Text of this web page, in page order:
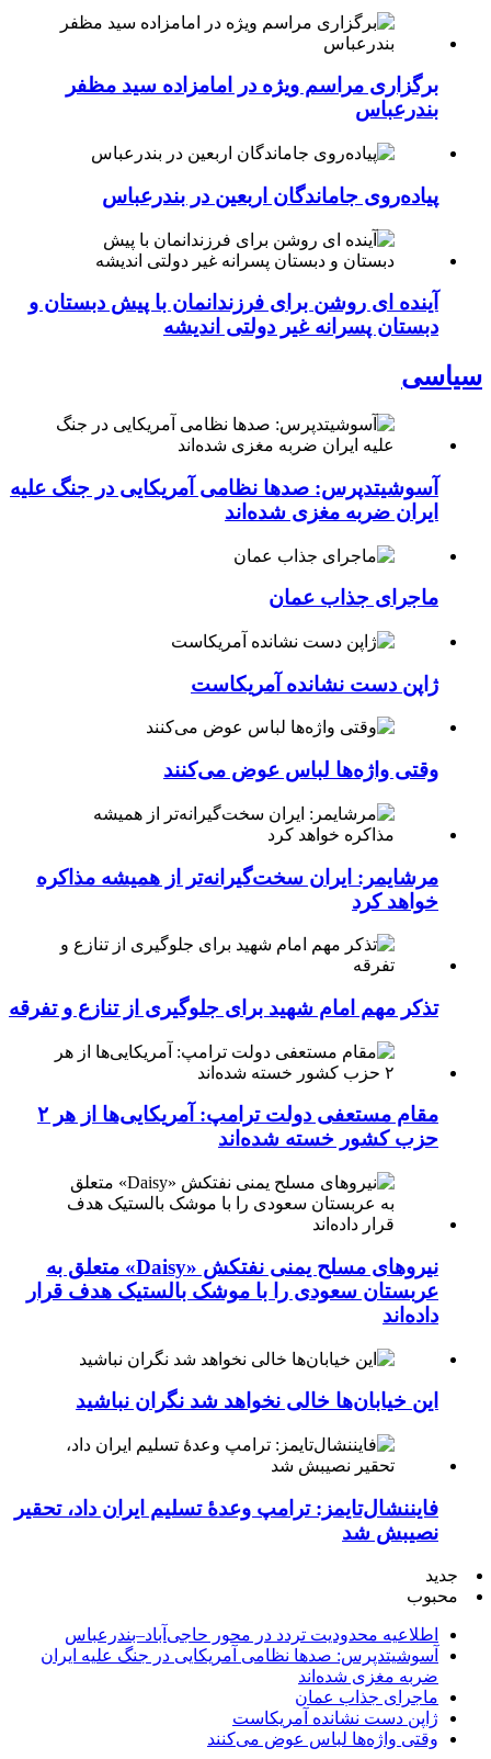
برگزاری مراسم ویژه در امامزاده سید مظفر
بندرعباس
پیاده‌روی جاماندگان اربعین در بندرعباس
آینده ای روشن برای فرزندانمان با پیش دبستان و
دبستان پسرانه غیر دولتی اندیشه
سیاسی
آسوشیتدپرس: صدها نظامی آمریکایی در جنگ علیه
ایران ضربه مغزی شده‌اند
ماجرای جذاب عمان
ژاپن دست نشانده آمریکاست
وقتی واژه‌ها لباس عوض می‌کنند
مرشایمر: ایران سخت‌گیرانه‌تر از همیشه مذاکره
خواهد کرد
تذکر مهم امام شهید برای جلوگیری از تنازع و تفرقه
مقام مستعفی دولت ترامپ: آمریکایی‌ها از هر ۲
حزب کشور خسته شده‌اند
نیروهای مسلح یمنی نفتکش «Daisy» متعلق به
عربستان سعودی را با موشک بالستیک هدف قرار
داده‌اند
این خیابان‌ها خالی نخواهد شد نگران نباشید
فایننشال‌تایمز: ترامپ وعدۀ تسلیم ایران داد، تحقیر
نصیبش شد
جدید
محبوب
اطلاعیه محدودیت تردد در محور حاجی‌آباد–بندرعباس
آسوشیتدپرس: صدها نظامی آمریکایی در جنگ علیه ایران
ضربه مغزی شده‌اند
ماجرای جذاب عمان
ژاپن دست نشانده آمریکاست
وقتی واژه‌ها لباس عوض می‌کنند